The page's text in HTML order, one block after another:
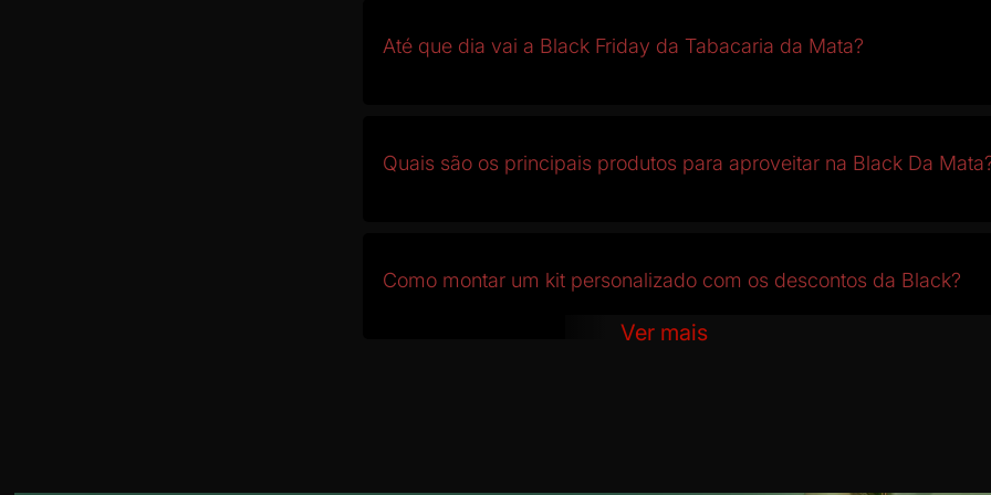
Até que dia vai a Black Friday da Tabacaria da Mata?
Quais são os principais produtos para aproveitar na Black Da
Como montar um kit personalizado com os descontos da Black?
Ver mais